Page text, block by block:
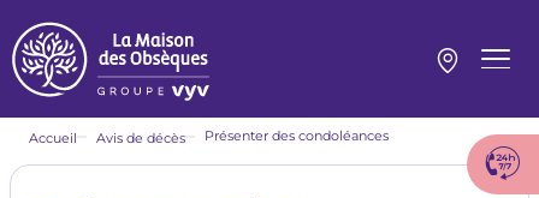
au
contenu
principal
Menu
Fil
Accueil Avis de décès Présenter des condoléances